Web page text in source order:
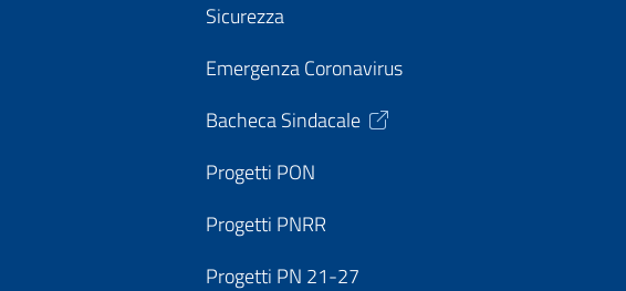
Sicurezza
Emergenza Coronavirus
Bacheca Sindacale
Progetti PON
Progetti PNRR
Progetti PN 21-27